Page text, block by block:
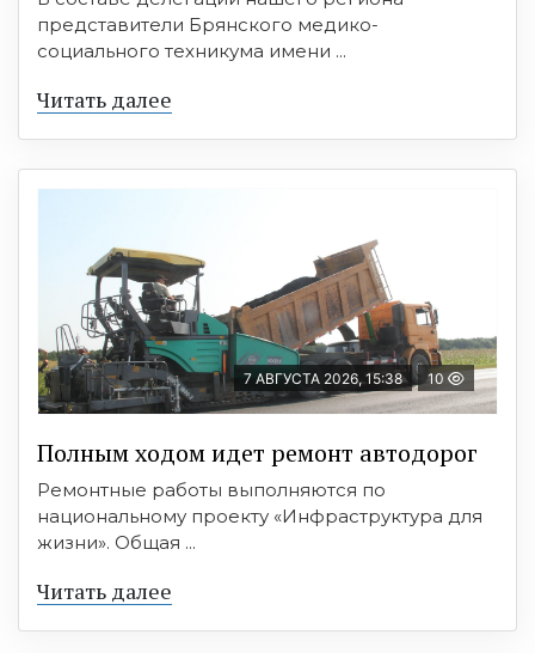
представители Брянского медико-
социального техникума имени ...
Читать далее
7 АВГУСТА 2026, 15:38 10
Полным ходом идет ремонт автодорог
Ремонтные работы выполняются по
национальному проекту «Инфраструктура для
жизни». Общая ...
Читать далее